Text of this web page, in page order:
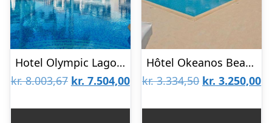
Hotel Olympic Lagoon Resort
kr.8.003,67 Den
kr. 7.504,00Den
Hôtel Okeanos Beach
kr.3.334,50 Den
kr. 3.250,00